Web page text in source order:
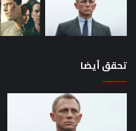
تحقق أيضا